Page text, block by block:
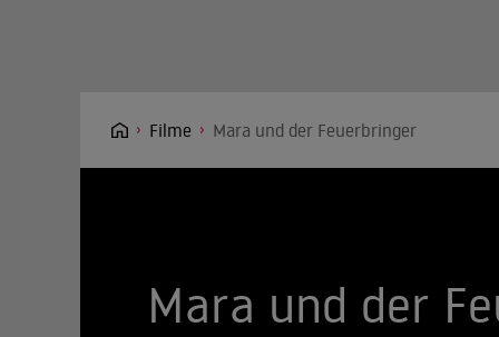
Filme Mara und der Feuerbringer
Mara und der